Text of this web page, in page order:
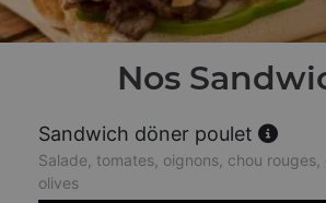
Nos
Sandwich döner poulet
Salade, tomates, oignons, chou rouges,
olives